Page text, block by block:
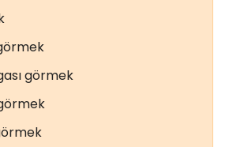
görmek